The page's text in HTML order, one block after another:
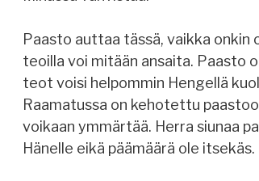
Paasto auttaa tässä, vaikka
teoilla voi mitään ansaita. Paasto
teot voisi helpommin Hengellä
Raamatussa on kehotettu
voikaan ymmärtää. Herra siunaa
Hänelle eikä päämäärä ole itsekäs.